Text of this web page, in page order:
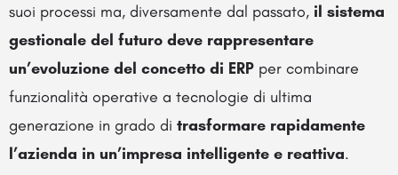
suoi processi ma, diversamente dal passato, il sistema
gestionale del futuro deve rappresentare
un’evoluzione del concetto di ERP per combinare
funzionalità operative a tecnologie di ultima
generazione in grado di trasformare rapidamente
l’azienda in un’impresa intelligente e reattiva.